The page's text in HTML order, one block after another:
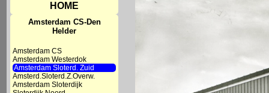
HOME
Amsterdam CS-Den
Helder
Amsterdam CS
Amsterdam Westerdok
Amsterdam Sloterd. Zuid
Amsterd.Sloterd.Z.Overw.
Amsterdam Sloterdijk